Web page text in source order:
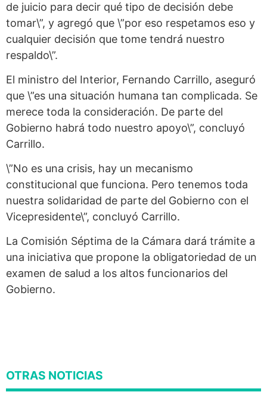
de juicio para decir qué tipo de decisión debe
tomar\”, y agregó que \”por eso respetamos eso y
cualquier decisión que tome tendrá nuestro
respaldo\”.
El ministro del Interior, Fernando Carrillo, aseguró
que \”es una situación humana tan complicada. Se
merece toda la consideración. De parte del
Gobierno habrá todo nuestro apoyo\”, concluyó
Carrillo.
\”No es una crisis, hay un mecanismo
constitucional que funciona. Pero tenemos toda
nuestra solidaridad de parte del Gobierno con el
Vicepresidente\”, concluyó Carrillo.
La Comisión Séptima de la Cámara dará trámite a
una iniciativa que propone la obligatoriedad de un
examen de salud a los altos funcionarios del
Gobierno.
OTRAS NOTICIAS